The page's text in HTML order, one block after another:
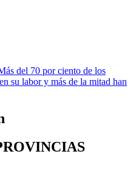
del 70 por ciento de los
su labor y más de la mitad han